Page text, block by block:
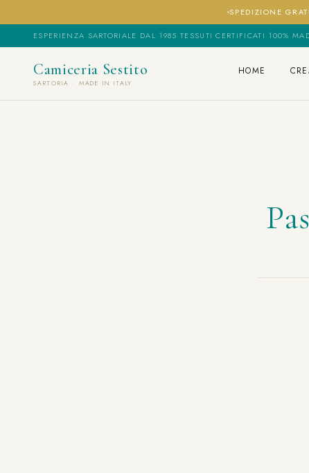
SPEDIZIONE
ESPERIENZA SARTORIALE DAL 1985·TESSUTI CERTIFICATI·100%
Camiceria Sestito
SARTORIA · MADE IN ITALY
HOME